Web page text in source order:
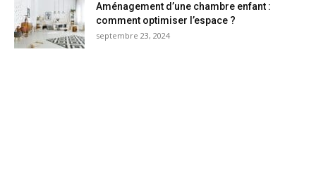
Aménagement d’une chambre enfant :
comment optimiser l’espace ?
septembre 23, 2024